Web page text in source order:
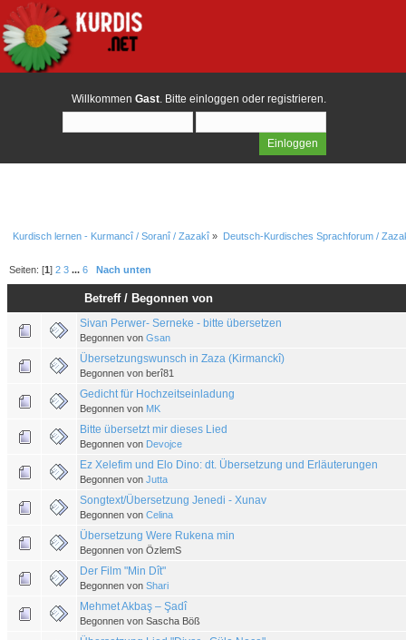
Willkommen Gast. Bitte einloggen oder registrieren.
Kurdisch lernen - Kurmancî / Soranî / Zazakî » Deutsch-Kurdisches Sprachforum /
Seiten: [1]2 3 ...6 Nach unten
Betreff/Begonnen von
Sivan Perwer- Serneke - bitte übersetzen
Begonnen von Gsan
Übersetzungswunsch in Zaza (Kirmanckî)
Begonnen von berî81
Gedicht für Hochzeitseinladung
Begonnen von MK
Bitte übersetzt mir dieses Lied
Begonnen von Devojce
Ez Xelefim und Elo Dino: dt. Übersetzung und Erläuterungen
Begonnen von Jutta
Songtext/Übersetzung Jenedi - Xunav
Begonnen von Celina
Übersetzung Were Rukena min
Begonnen von ÖzlemS
Der Film "Min Dît"
Begonnen von Shari
Mehmet Akbaş – Şadî
Begonnen von Sascha Böß